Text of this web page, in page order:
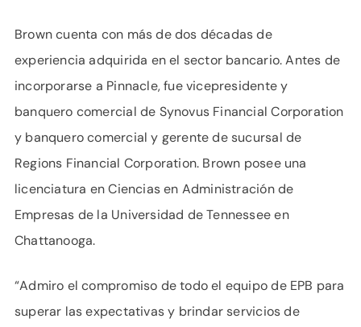
Brown cuenta con más de dos décadas de
experiencia adquirida en el sector bancario. Antes de
incorporarse a Pinnacle, fue vicepresidente y
banquero comercial de Synovus Financial Corporation
y banquero comercial y gerente de sucursal de
Regions Financial Corporation. Brown posee una
licenciatura en Ciencias en Administración de
Empresas de la Universidad de Tennessee en
Chattanooga.
“Admiro el compromiso de todo el equipo de EPB para
superar las expectativas y brindar servicios de